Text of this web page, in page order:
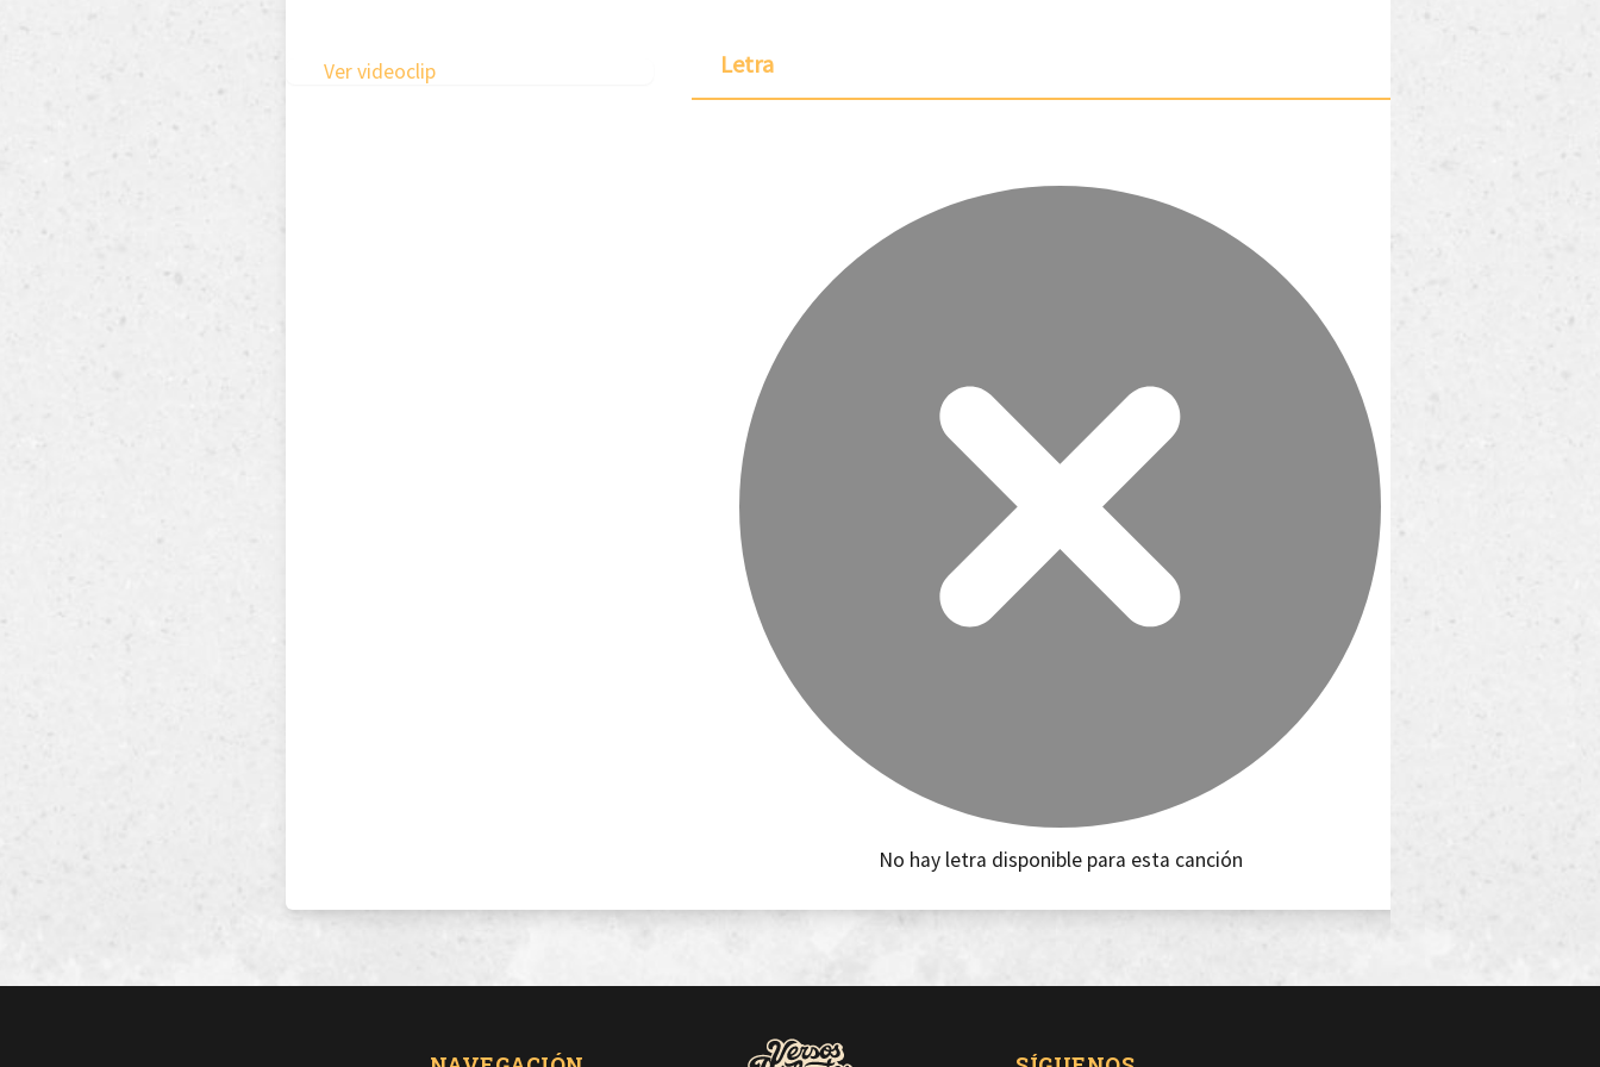
Ver videoclip Letra
No hay letra disponible para esta canción